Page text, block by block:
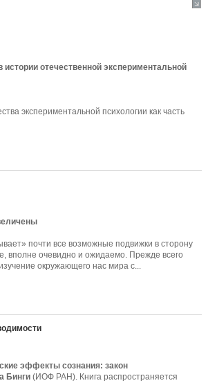
отечественной экспериментальной
экспериментальной психологии как часть
почти все возможные подвижки в сторону
вполне очевидно и ожидаемо. Прежде всего
окружающего нас мира с...
эффекты сознания: закон
Бинги (ИОФ РАН). Книга распространяется